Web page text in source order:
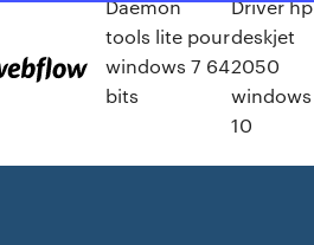
Daemon
tools lite pour
windows 7 64
bits
Driver hp
deskjet
2050
windows
10